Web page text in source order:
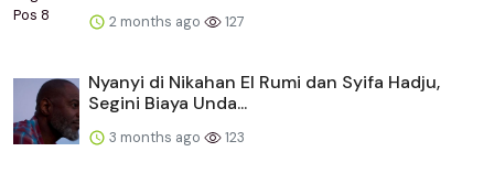
2 months ago 127
Nyanyi di Nikahan El Rumi dan Syifa Hadju,
Segini Biaya Unda...
3 months ago 123